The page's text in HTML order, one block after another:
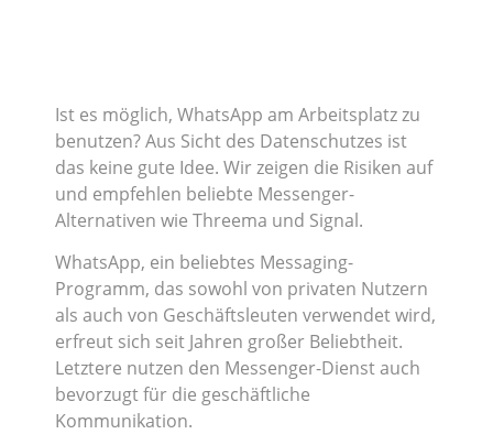
Ist es möglich, WhatsApp am Arbeitsplatz zu
benutzen? Aus Sicht des Datenschutzes ist
das keine gute Idee. Wir zeigen die Risiken auf
und empfehlen beliebte Messenger-
Alternativen wie Threema und Signal.
WhatsApp, ein beliebtes Messaging-
Programm, das sowohl von privaten Nutzern
als auch von Geschäftsleuten verwendet wird,
erfreut sich seit Jahren großer Beliebtheit.
Letztere nutzen den Messenger-Dienst auch
bevorzugt für die geschäftliche
Kommunikation.